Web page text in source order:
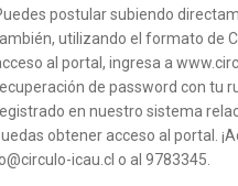
postular subiendo
utilizando el formato de
al portal, ingresa a
de password con tu
en nuestro sistema
obtener acceso al portal.
icau.cl o al 9783345.